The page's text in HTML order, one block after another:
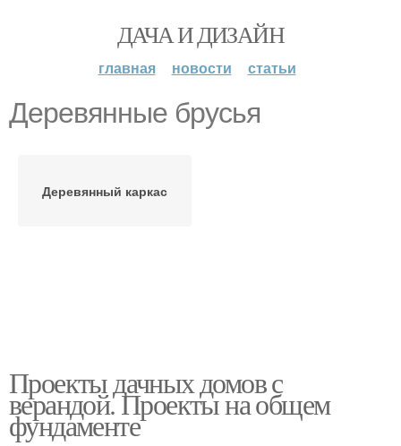
ДАЧА И ДИЗАЙН
главная новости статьи
Деревянные брусья
Деревянный каркас
Проекты дачных домов с
верандой. Проекты на общем
фундаменте